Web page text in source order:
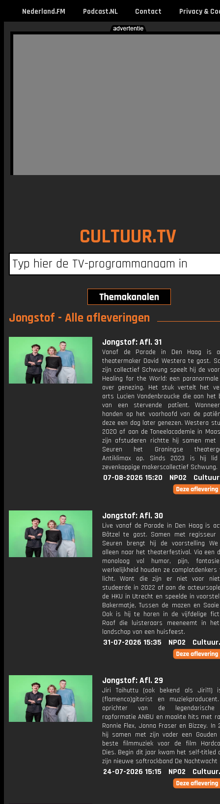
Nederland.FM Podcast.NL Contact Privacy &
CULTUUR.TV
Jongstof - Alle afleveringen
Jongstof: Afl. 31
Vanaf de Parade in Den Haag is
theatermaker David Westera te gast.
zijn collectief Schwung speelt hij de
Healing for the World: een
over genezing. Het stuk vertelt het
arts Lucien Vandenbroucke die aan het
van een stervende patïent.
handen op het voorhoofd van de
deze een dag later genezen. Westera
2020 af aan de Toneelacademie in
zijn afstuderen richtte hij samen met
Seuren het Groningse
Antiklimax op. Sinds 2023 is hij
zevenkoppige makerscollectief Schwung.
07-08-2026 15:20 NPO2
Jongstof: Afl. 30
Live vanaf de Parade in Den Haag is
Bötzel te gast. Samen met regisseur
Seuren brengt hij de voorstelling
alleen naar het theaterfestival. Via een
monoloog vol humor, pijn,
werkelijkheid houden ze
licht. Want die zijn er niet voor
studeerde in 2022 af aan de
de HKU in Utrecht en speelde in
Bakermatje, Tussen de mazen en
Ook is hij te horen in de vijfdelige
Raaf die luisteraars meeneemt in
landschap van een huisfeest.
31-07-2026 15:35 NPO2
Jongstof: Afl. 29
Jiri Taihuttu (ook bekend als Jiri11)
(flamenco)gitarist en
oprichter van de legendarische
rapformatie ANBU en maakte hits met
Ronnie Flex, Jonna Fraser en Bizzey. In
hij samen met zijn vader een Gouden
beste filmmuziek voor de film
Dies. Begin dit jaar kwam het self-titled
zijn nieuwe softrockband De Nachtwacht
24-07-2026 15:15 NPO2